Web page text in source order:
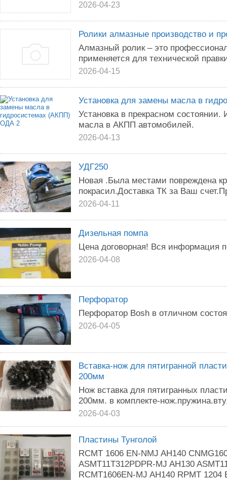
2026-04-23
Ролики алмазные производство и
Алмазный ролик – это
применяется для технической
2026-04-15
Установка для замены масла в
Установка в прекрасном
масла в АКПП автомобилей.
2026-04-13
УДГ250
Новая .Была местами повреждена
покрасил.Доставка ТК за Ваш
2026-04-11
Дизельная помпа
Цена договорная! Вся информация
2026-04-08
Перфоратор
Перфоратор Bosh в отличном
2026-04-05
Вставка-нож для пятигранной
200мм
Нож вставка для пятигранных
200мм. в комплекте-
2026-04-03
Пластины Тунголой
RCMT 1606 EN-NMJ AH140
ASMT11T312PDPR-MJ AH130
RCMT1606EN-MJ AH140 RPMT 1204